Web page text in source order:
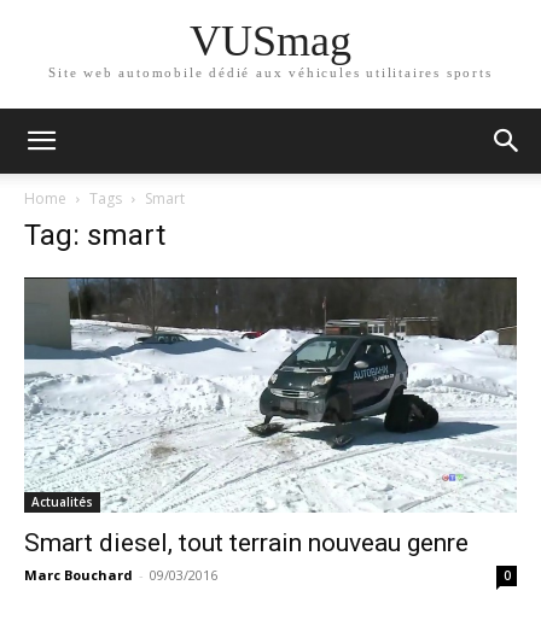
VUSmag
Site web automobile dédié aux véhicules utilitaires sports
Home Tags Smart
Tag: smart
Actualités
Smart diesel, tout terrain nouveau genre
Marc Bouchard - 09/03/2016 0